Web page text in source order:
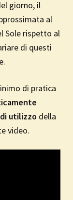
giorno, il
al
Sole rispetto al
di questi
di pratica
utilizzo della
video.